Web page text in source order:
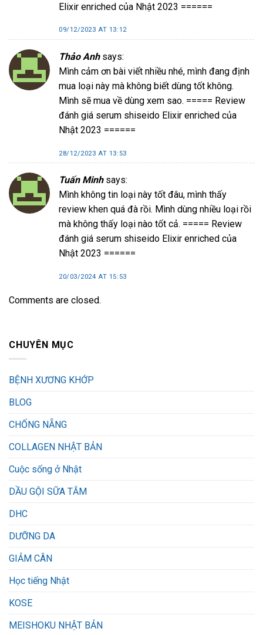
Elixir enriched của Nhật 2023 ======
09/12/2023 AT 13:12
Thảo Anh says:
Mình cảm ơn bài viết nhiều nhé, mình đang định
mua loại này mà không biết dùng tốt không.
Mình sẽ mua về dùng xem sao. ===== Review
đánh giá serum shiseido Elixir enriched của
Nhật 2023 ======
28/12/2023 AT 13:53
Tuấn Minh says:
Mình không tin loại này tốt đâu, mình thấy
review khen quá đà rồi. Mình dùng nhiều loại rồi
mà không thấy loại nào tốt cả. ===== Review
đánh giá serum shiseido Elixir enriched của
Nhật 2023 ======
20/03/2024 AT 15:53
Comments are closed.
CHUYÊN MỤC
BỆNH XƯƠNG KHỚP
BLOG
CHỐNG NẴNG
COLLAGEN NHẬT BẢN
Cuộc sống ở Nhật
DẦU GỘI SỮA TẮM
DHC
DƯỠNG DA
GIẢM CÂN
Học tiếng Nhật
KOSE
MEISHOKU NHẬT BẢN